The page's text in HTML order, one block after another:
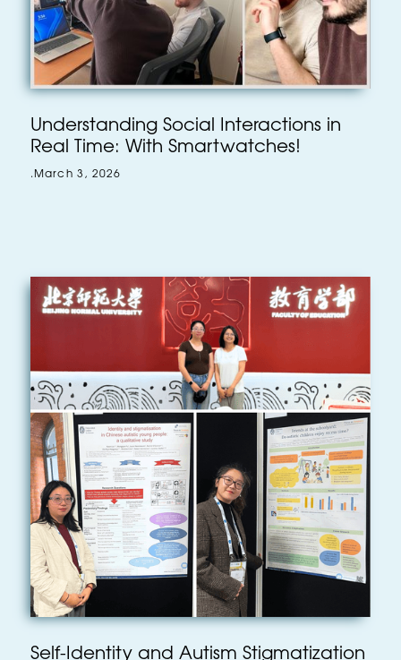
Understanding Social Interactions in
Real Time: With Smartwatches!
. March 3, 2026
Self-Identity and Autism Stigmatization